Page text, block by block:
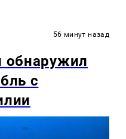
56 минут назад
обнаружил
с